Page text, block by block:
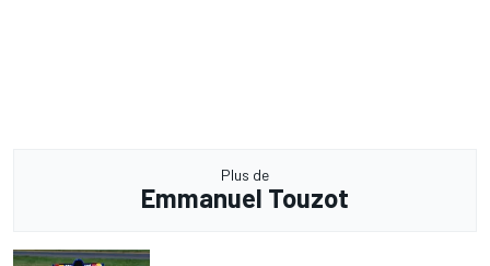
Plus de
Emmanuel Touzot